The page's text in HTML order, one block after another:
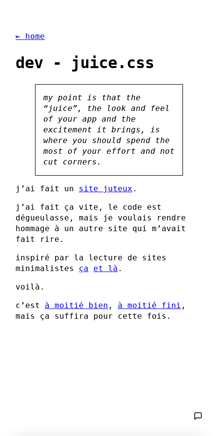
⇤ home
dev - juice.css
my point is that the
“juice”, the look and feel
of your app and the
excitement it brings, is
where you should spend the
most of your effort and not
cut corners.
j’ai fait un site juteux .
j’ai fait ça vite, le code est
dégueulasse, mais je voulais rendre
hommage à un autre site qui m’avait
fait rire.
inspiré par la lecture de sites
minimalistes ça et là .
voilà.
c’est à moitié bien , à moitié fini ,
mais ça suffira pour cette fois.